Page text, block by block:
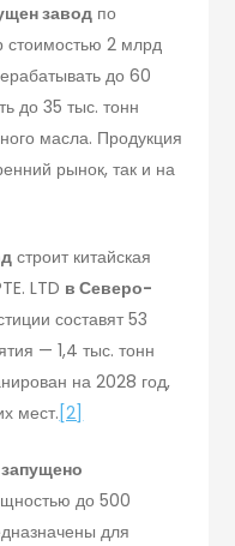
завод по
стоимостью 2 млрд
до 60
до 35 тыс. тонн
масла. Продукция
рынок, так и на
строит китайская
LTD в Северо-
составят 53
— 1,4 тыс. тонн
на 2028 год,
мест.[2]
до 500
для